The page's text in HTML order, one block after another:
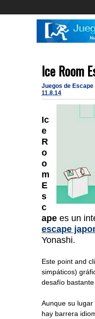
Ice Room
Juegos de Escape
11.8.14
Ic
e
R
o
o
m
E
s
c
ape es un
escape
Yonashi.
Este point and
simpáticos)
desafío bastante
Aunque su
hay barrera